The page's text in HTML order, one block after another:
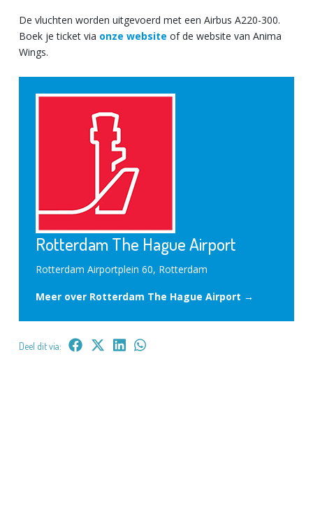
De vluchten worden uitgevoerd met een Airbus A220-300.
Boek je ticket via onze website of de website van Anima
Wings.
Rotterdam The Hague Airport
Rotterdam Airportplein 60, Rotterdam
Meer over Rotterdam The Hague Airport →
Deel dit via: